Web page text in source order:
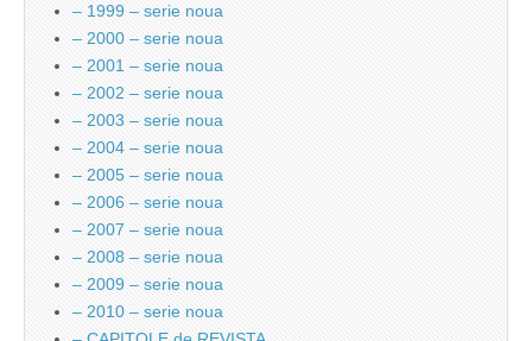
– 1999 – serie noua
– 2000 – serie noua
– 2001 – serie noua
– 2002 – serie noua
– 2003 – serie noua
– 2004 – serie noua
– 2005 – serie noua
– 2006 – serie noua
– 2007 – serie noua
– 2008 – serie noua
– 2009 – serie noua
– 2010 – serie noua